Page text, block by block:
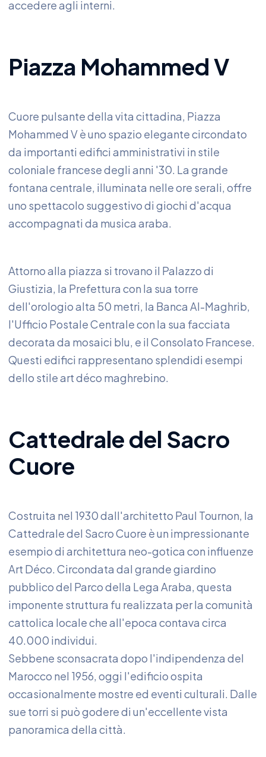
accedere agli interni.
Piazza Mohammed V
Cuore pulsante della vita cittadina, Piazza
Mohammed V è uno spazio elegante circondato
da importanti edifici amministrativi in stile
coloniale francese degli anni '30. La grande
fontana centrale, illuminata nelle ore serali, offre
uno spettacolo suggestivo di giochi d'acqua
accompagnati da musica araba.
Attorno alla piazza si trovano il Palazzo di
Giustizia, la Prefettura con la sua torre
dell'orologio alta 50 metri, la Banca Al-Maghrib,
l'Ufficio Postale Centrale con la sua facciata
decorata da mosaici blu, e il Consolato Francese.
Questi edifici rappresentano splendidi esempi
dello stile art déco maghrebino.
Cattedrale del Sacro
Cuore
Costruita nel 1930 dall'architetto Paul Tournon, la
Cattedrale del Sacro Cuore è un impressionante
esempio di architettura neo-gotica con influenze
Art Déco. Circondata dal grande giardino
pubblico del Parco della Lega Araba, questa
imponente struttura fu realizzata per la comunità
cattolica locale che all'epoca contava circa
40.000 individui.
Sebbene sconsacrata dopo l'indipendenza del
Marocco nel 1956, oggi l'edificio ospita
occasionalmente mostre ed eventi culturali. Dalle
sue torri si può godere di un'eccellente vista
panoramica della città.